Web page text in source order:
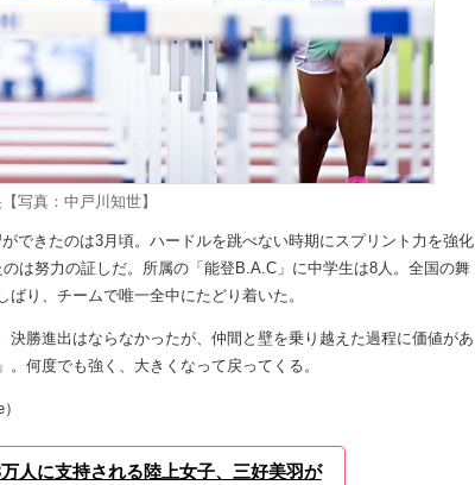
写真：中戸川知世】
できたのは3月頃。ハードルを跳べない時期にスプリント力を強化
は努力の証しだ。所属の「能登B.A.C」に中学生は8人。全国の舞
り、チームで唯一全中にたどり着いた。
勝進出はならなかったが、仲間と壁を乗り越えた過程に価値があ
何度でも強く、大きくなって戻ってくる。
人に支持される陸上女子、三好美羽が